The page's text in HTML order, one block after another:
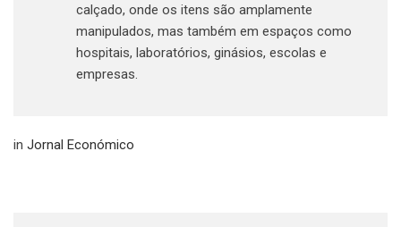
calçado, onde os itens são amplamente
manipulados, mas também em espaços como
hospitais, laboratórios, ginásios, escolas e
empresas.
in Jornal Económico